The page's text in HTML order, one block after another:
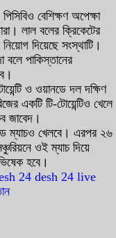
বেশিক্ষণ অপেক্ষা
লাল বলের ক্রিকেটের
দিয়েছে সংস্থাটি।
বলে পাকিস্তানের
ও ওয়ানডে দল দক্ষিণ
একটি টি-টোয়েন্টিও খেলে
জাবেদ।
ম্যাচও খেলবে। এরপর ২৬
ওই ম্যাচ দিয়ে
হবে।
24 desh 24 live